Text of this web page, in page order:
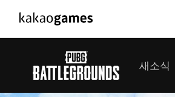
PC/모바일게임
도깨비의세계
새소식